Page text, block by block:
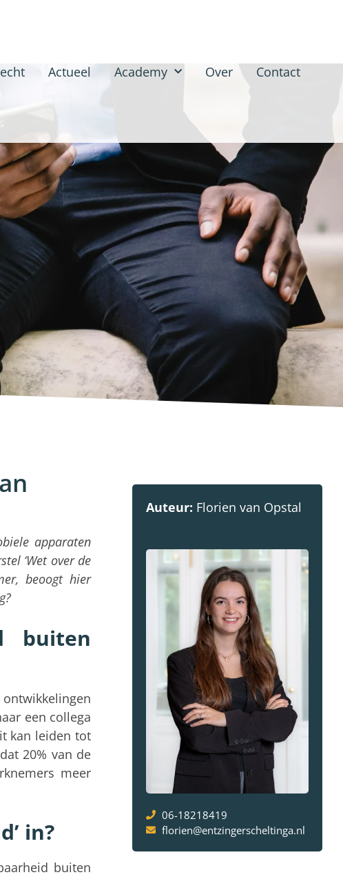
Actueel Academy Over Contact
apparaten
‘Wet over de
beoogt hier
buiten
een collega
kan leiden tot
20% van de
meer
in?
buiten
Auteur: Florien van Opstal
06-18218419
florien@entzingerscheltinga.nl